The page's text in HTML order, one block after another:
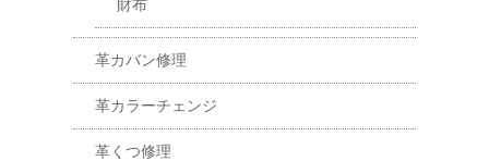
財布
革カバン修理
革カラーチェンジ
革くつ修理